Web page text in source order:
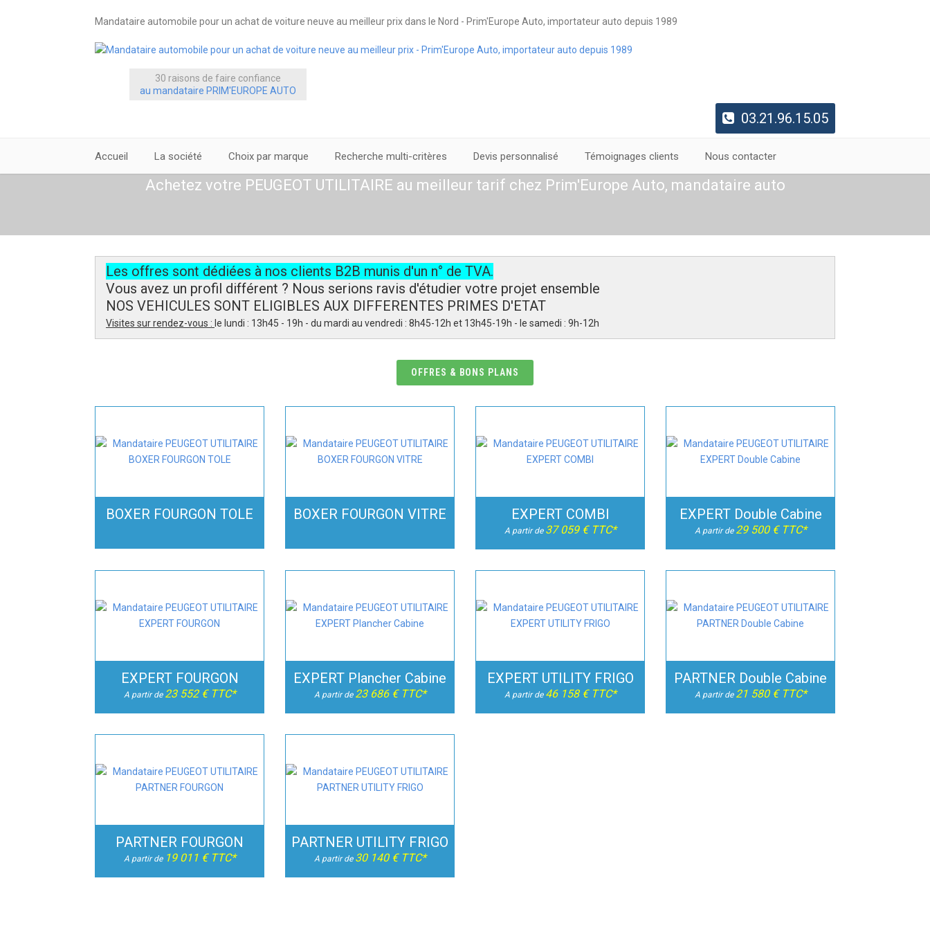
Mandataire automobile pour un achat de voiture neuve au meilleur prix dans le Nord - Prim'Europe Auto, importateur auto depuis 1989
30 raisons de faire confiance
au mandataire PRIM'EUROPE AUTO
03.21.96.15.05
Accueil La société Choix par marque Recherche multi-critères Devis personnalisé Témoignages clients Nous contacter
Achetez votre PEUGEOT UTILITAIRE au meilleur tarif chez Prim'Europe Auto, mandataire auto
Les offres sont dédiées à nos clients B2B munis d'un n° de TVA.
Vous avez un profil différent ? Nous serions ravis d'étudier votre projet ensemble
NOS VEHICULES SONT ELIGIBLES AUX DIFFERENTES PRIMES D'ETAT
Visites sur rendez-vous : le lundi : 13h45 - 19h - du mardi au vendredi : 8h45-12h et 13h45-19h - le samedi : 9h-12h
OFFRES & BONS PLANS
BOXER FOURGON TOLE BOXER FOURGON VITRE EXPERT COMBI
A partir de 37 059 € TTC*
EXPERT Double Cabine
A partir de 29 500 € TTC*
EXPERT FOURGON
A partir de 23 552 € TTC*
EXPERT Plancher Cabine
A partir de 23 686 € TTC*
EXPERT UTILITY FRIGO
A partir de 46 158 € TTC*
PARTNER Double Cabine
A partir de 21 580 € TTC*
PARTNER FOURGON
A partir de 19 011 € TTC*
PARTNER UTILITY FRIGO
A partir de 30 140 € TTC*